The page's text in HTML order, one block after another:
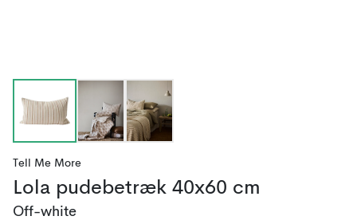
Tell Me More
Lola pudebetræk 40x60 cm
Off-white